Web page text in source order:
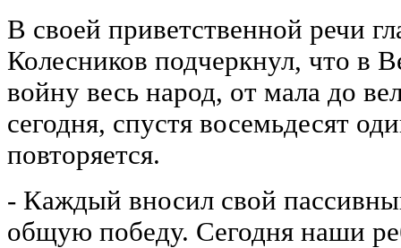
В своей приветственной речи
Колесников подчеркнул, что в
войну весь народ, от мала до
сегодня, спустя восемьдесят
повторяется.
- Каждый вносил свой
общую победу. Сегодня наши